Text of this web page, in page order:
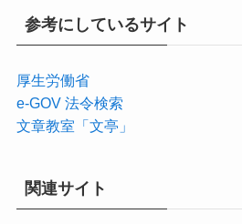
参考にしているサイト
厚生労働省
e-GOV 法令検索
文章教室「文亭」
関連サイト